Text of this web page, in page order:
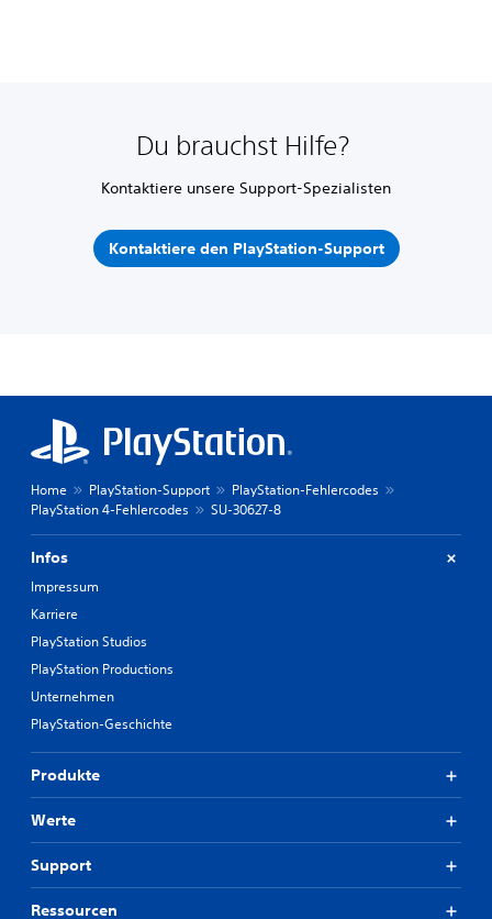
Du brauchst Hilfe?
Kontaktiere unsere Support-Spezialisten
Kontaktiere den PlayStation-Support
Home PlayStation-Support
PlayStation-Fehlercodes
PlayStation 4-Fehlercodes
SU-30627-8
Infos
Impressum
Karriere
PlayStation Studios
PlayStation Productions
Unternehmen
PlayStation-Geschichte
Produkte
Werte
Support
Ressourcen